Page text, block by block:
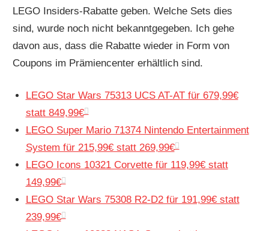
LEGO Insiders-Rabatte geben. Welche Sets dies
sind, wurde noch nicht bekanntgegeben. Ich gehe
davon aus, dass die Rabatte wieder in Form von
Coupons im Prämiencenter erhältlich sind.
LEGO Star Wars 75313 UCS AT-AT für 679,99€
statt 849,99€
LEGO Super Mario 71374 Nintendo Entertainment
System für 215,99€ statt 269,99€
LEGO Icons 10321 Corvette für 119,99€ statt
149,99€
LEGO Star Wars 75308 R2-D2 für 191,99€ statt
239,99€